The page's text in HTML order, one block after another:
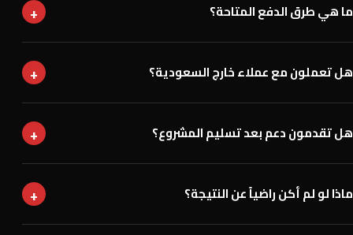
ما هي طرق الدفع المتاحة؟ +
هل تعملون مع عملاء خارج السعودية؟ +
هل تقدمون دعم بعد تسليم المشروع؟ +
ماذا لو لم أكن راضياً عن النتيجة؟ +